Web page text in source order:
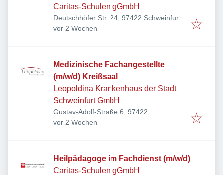
Caritas-Schulen gGmbH
Deutschhöfer Str. 24, 97422 Schweinfurt,
Deutschland
Veröffentlicht:
vor 2 Wochen
Medizinische Fachangestellte
(m/w/d) Kreißsaal
Leopoldina Krankenhaus der Stadt
Schweinfurt GmbH
Gustav-Adolf-Straße 6, 97422
Schweinfurt, Deutschland
Veröffentlicht:
vor 2 Wochen
Heilpädagoge im Fachdienst (m/w/d)
Caritas-Schulen gGmbH